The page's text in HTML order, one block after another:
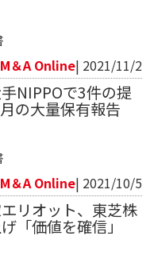
M＆A Online| 2021/11/2
NIPPOで3件の提
の大量保有報告
M＆A Online| 2021/10/5
リオット、東芝株
「価値を確信」